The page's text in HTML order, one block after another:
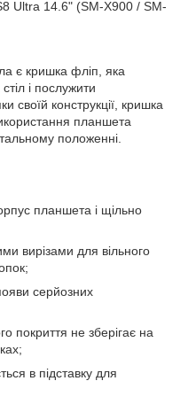
Ultra 14.6" (SM-X900 / SM-
є кришка фліп, яка
і послужити
своїй конструкції, кришка
планшета
положенні.
планшета і щільно
вирізами для вільного
серйозних
покриття не зберігає на
в підставку для